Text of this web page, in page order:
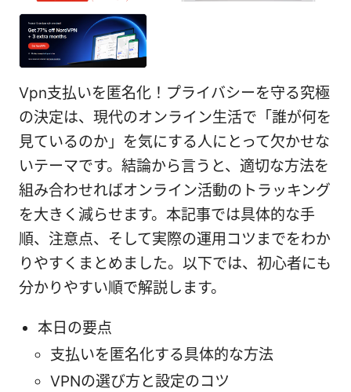
Vpn支払いを匿名化！プライバシーを守る究極
の決定は、現代のオンライン生活で「誰が何を
見ているのか」を気にする人にとって欠かせな
いテーマです。結論から言うと、適切な方法を
組み合わせればオンライン活動のトラッキング
を大きく減らせます。本記事では具体的な手
順、注意点、そして実際の運用コツまでをわか
りやすくまとめました。以下では、初心者にも
分かりやすい順で解説します。
本日の要点
支払いを匿名化する具体的な方法
VPNの選び方と設定のコツ